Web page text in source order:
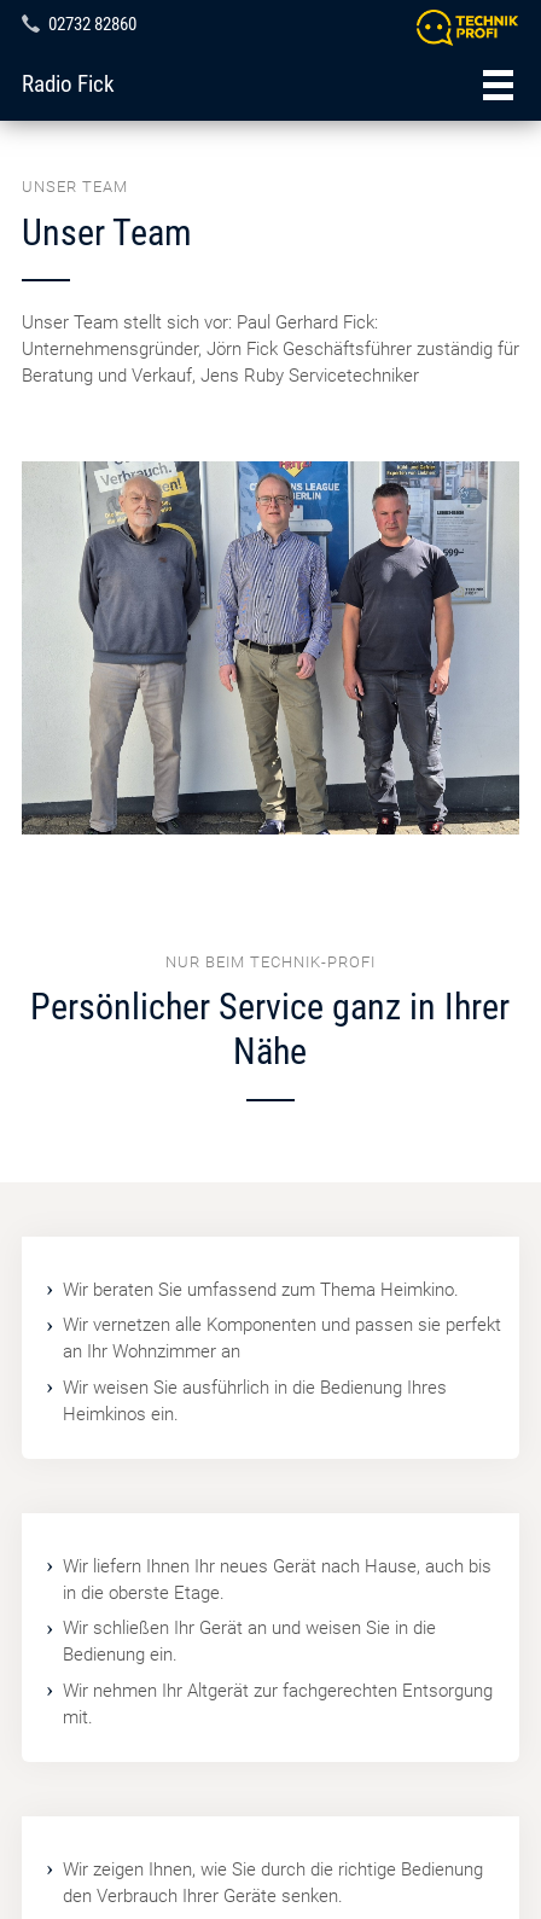
02732 82860
Radio Fick
UNSER TEAM
Unser Team
Unser Team stellt sich vor: Paul Gerhard Fick:
Unternehmensgründer, Jörn Fick Geschäftsführer zuständig für
Beratung und Verkauf, Jens Ruby Servicetechniker
NUR BEIM TECHNIK-PROFI
Persönlicher Service ganz in Ihrer
Nähe
Wir beraten Sie umfassend zum Thema Heimkino.
Wir vernetzen alle Komponenten und passen sie perfekt
an Ihr Wohnzimmer an
Wir weisen Sie ausführlich in die Bedienung Ihres
Heimkinos ein.
Wir liefern Ihnen Ihr neues Gerät nach Hause, auch bis
in die oberste Etage.
Wir schließen Ihr Gerät an und weisen Sie in die
Bedienung ein.
Wir nehmen Ihr Altgerät zur fachgerechten Entsorgung
mit.
Wir zeigen Ihnen, wie Sie durch die richtige Bedienung
den Verbrauch Ihrer Geräte senken.